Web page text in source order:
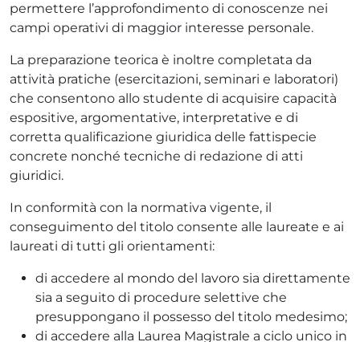
permettere l’approfondimento di conoscenze nei
campi operativi di maggior interesse personale.
La preparazione teorica è inoltre completata da
attività pratiche (esercitazioni, seminari e laboratori)
che consentono allo studente di acquisire capacità
espositive, argomentative, interpretative e di
corretta qualificazione giuridica delle fattispecie
concrete nonché tecniche di redazione di atti
giuridici.
In conformità con la normativa vigente, il
conseguimento del titolo consente alle laureate e ai
laureati di tutti gli orientamenti:
di accedere al mondo del lavoro sia direttamente
sia a seguito di procedure selettive che
presuppongano il possesso del titolo medesimo;
di accedere alla Laurea Magistrale a ciclo unico in